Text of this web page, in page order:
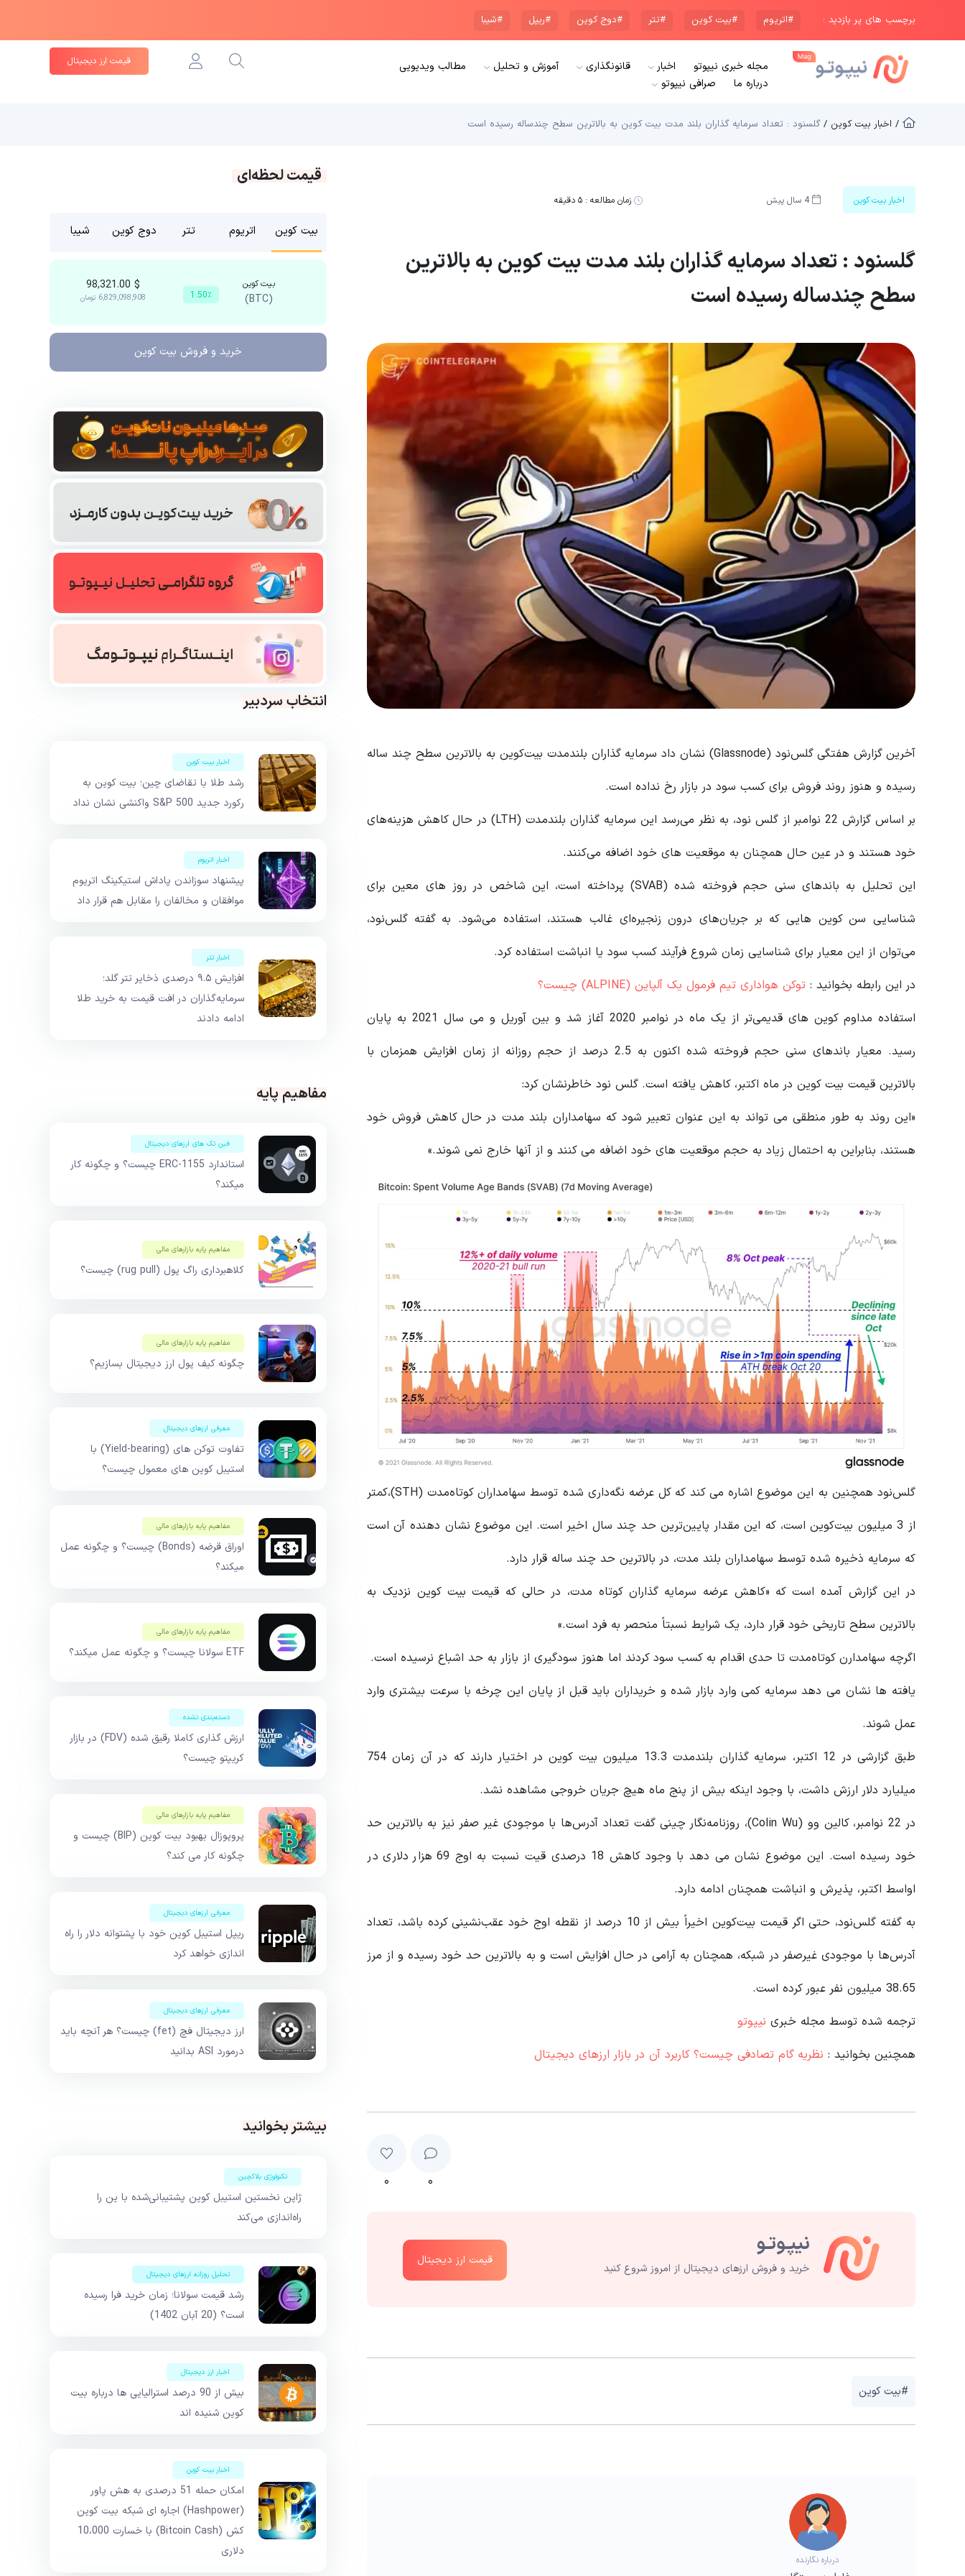
برچسب های پر بازدید : #اتریوم #بیت کوین #تتر #دوج کوین #ریپل #شیبا
مجله خبری نیپوتو اخبار قانونگذاری آموزش و تحلیل
مطالب ویدیویی
درباره ما
صرافی نیپوتو
قیمت ارز دیجیتال
/ اخبار بیت کوین / گلسنود : تعداد سرمایه گذاران بلند مدت بیت کوین به بالاترین سطح چندساله رسیده است
اخبار بیت کوین 4 سال پیش زمان مطالعه :۵ دقیقه
گلسنود : تعداد سرمایه گذاران بلند مدت بیت کوین به بالاترین
سطح چندساله رسیده است
آخرین گزارش هفتگی گلس‌نود (Glassnode) نشان داد سرمایه گذاران بلندمدت بیت‌کوین به بالاترین سطح چند ساله
رسیده‌ و هنوز روند فروش برای کسب سود در بازار رخ نداده است.
بر اساس گزارش 22 نوامبر از گلس نود، به نظر می‌رسد این سرمایه گذاران بلندمدت (LTH) در حال کاهش هزینه‌های
خود هستند و در عین حال همچنان به موقعیت های خود اضافه می‌کنند.
این تحلیل به باندهای سنی حجم فروخته شده (SVAB) پرداخته است، این شاخص در روز های معین برای
شناسایی سن کوین هایی که بر جریان‌های درون زنجیره‌ای غالب هستند، استفاده می‌شود. به گفته گلس‌نود،
می‌توان از این معیار برای شناسایی زمان شروع فرآیند کسب سود یا انباشت استفاده کرد.
در این رابطه بخوانید‌ : توکن هواداری تیم فرمول یک آلپاین (ALPINE) چیست؟
استفاده مداوم کوین های قدیمی‌تر از یک ماه در نوامبر 2020 آغاز شد و بین آوریل و می سال 2021 به پایان
رسید. معیار باندهای سنی حجم فروخته شده اکنون به 2.5 درصد از حجم روزانه از زمان افزایش همزمان با
بالاترین قیمت بیت کوین در ماه اکتبر، کاهش یافته است. گلس نود خاطرنشان کرد:
«این روند به طور منطقی می تواند به این عنوان تعبیر شود که سهامداران بلند مدت در حال کاهش فروش خود
هستند، بنابراین به احتمال زیاد به حجم موقعیت های خود اضافه می کنند و از آنها خارج نمی شوند.»
گلس‌نود همچنین به این موضوع اشاره می کند که کل عرضه نگه‌داری شده توسط سهامداران کوتاه‌مدت (STH)،کمتر
از 3 میلیون بیت‌کوین است، که این مقدار پایین‌ترین حد چند سال اخیر است. این موضوع نشان دهنده آن است
که سرمایه ذخیره شده توسط سهامداران بلند مدت، در بالاترین حد چند ساله قرار دارد.
در این گزارش آمده است که «کاهش عرضه سرمایه گذاران کوتاه مدت، در حالی که قیمت بیت کوین نزدیک به
بالاترین سطح تاریخی خود قرار دارد، یک شرایط نسبتاً منحصر به فرد است.»
اگرچه سهامدارن کوتاه‌مدت تا حدی اقدام به کسب سود کردند اما هنوز سودگیری از بازار به حد اشباع نرسیده است.
یافته ها نشان می دهد سرمایه کمی وارد بازار شده و خریداران باید قبل از پایان این چرخه با سرعت بیشتری وارد
عمل شوند.
طبق گزارشی در 12 اکتبر، سرمایه گذاران بلندمدت 13.3 میلیون بیت کوین در اختیار دارند که در آن زمان 754
میلیارد دلار ارزش داشت، با وجود اینکه بیش از پنج ماه هیچ جریان خروجی مشاهده نشد.
در 22 نوامبر، کالین وو (Colin Wu)، روزنامه‌نگار چینی گفت تعداد آدرس‌ها با موجودی غیر صفر نیز به بالاترین حد
خود رسیده است. این موضوع نشان می دهد با وجود کاهش 18 درصدی قیت نسبت به اوج 69 هزار دلاری در
اواسط اکتبر، پذیرش و انباشت همچنان ادامه دارد.
به گفته گلس‌نود، حتی اگر قیمت بیت‌کوین اخیراً بیش از 10 درصد از نقطه اوج خود عقب‌نشینی کرده باشد، تعداد
آدرس‌ها با موجودی غیرصفر در شبکه، همچنان به آرامی در حال افزایش است و به بالاترین حد خود رسیده و از مرز
38.65 میلیون نفر عبور کرده است.
ترجمه شده توسط مجله خبری نیپوتو
همچنین بخوانید : نظریه گام تصادفی چیست؟ کاربرد آن در بازار ارزهای دیجیتال
۰ ۰
خرید و فروش ارزهای دیجیتال از امروز شروع کنید
قیمت ارز دیجیتال
#بیت کوین
درباره نگارنده
قیمت لحظه‌ای
بیت کوین اتریوم تتر دوج کوین شیبا
بیت کوین
(BTC) 1.50٪
$
6,829,098,908 تومان
خرید و فروش بیت کوین
انتخاب سردبیر
اخبار بیت کوین
رشد طلا با تقاضای چین؛ بیت کوین به
رکورد جدید S&P 500 واکنشی نشان نداد
اخبار اتریوم
پیشنهاد سوزاندن پاداش استیکینگ اتریوم
موافقان و مخالفان را مقابل هم قرار داد
اخبار تتر
افزایش ۹.۵ درصدی ذخایر تتر گلد؛
سرمایه‌گذاران در افت قیمت به خرید طلا
ادامه دادند
مفاهیم پایه
فین تک های ارزهای دیجیتال
استاندارد ERC-1155 چیست؟ و چگونه کار
میکند؟
مفاهیم پایه بازار‌های مالی
کلاهبرداری راگ پول (rug pull) چیست؟
مفاهیم پایه بازار‌های مالی
چگونه کیف پول ارز دیجیتال بسازیم؟
معرفی ارزهای دیجیتال
تفاوت توکن های (Yield-bearing) با
استیبل کوین های معمول چیست؟
مفاهیم پایه بازار‌های مالی
اوراق قرضه (Bonds) چیست؟ و چگونه عمل
میکند؟
مفاهیم پایه بازار‌های مالی
ETF سولانا چیست؟ و چگونه عمل میکند؟
دسته‌بندی نشده
ارزش گذاری کاملا رقیق شده (FDV) در بازار
کریپتو چیست؟
مفاهیم پایه بازار‌های مالی
پروپوزال بهبود بیت کوین (BIP) چیست و
چگونه کار می کند؟
معرفی ارزهای دیجیتال
ریپل استیبل کوین خود با پشتوانه دلار را راه
اندازی خواهد کرد
معرفی ارزهای دیجیتال
ارز دیجیتال فچ (fet) چیست؟ هر آنچه باید
درمورد ASI بدانید
بیشتر بخوانید
تکنولوژی بلاکچین
ژاپن نخستین استیبل‌ کوین پشتیبانی‌شده با ین را
راه‌اندازی می‌کند
تحلیل روزانه ارزهای دیجیتال
رشد قیمت سولانا؛ زمان خرید فرا رسیده
است؟ (20 آبان 1402)
اخبار ارز دیجیتال
بیش از 90 درصد استرالیایی ها درباره بیت
کوین شنیده اند
اخبار بیت کوین
امکان حمله 51 درصدی به هش پاور
(Hashpower) اجاره ای شبکه بیت کوین
کش (Bitcoin Cash) با خسارت 10،000
دلاری